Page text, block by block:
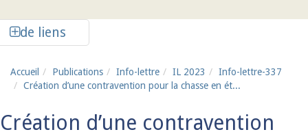
de liens
Accueil Publications Info-lettre IL 2023
Info-lettre-337
Création d’une contravention pour la chasse en ét...
Création d’une contravention